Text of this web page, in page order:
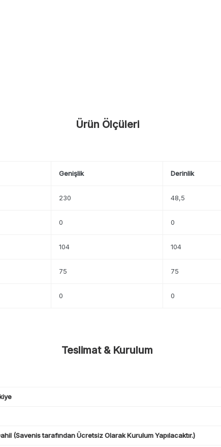
Ürün Ölçüleri
Genişlik Derinlik
230 48,5
0 0
104 104
75 75
0 0
Teslimat & Kurulum
(Savenis tarafından Ücretsiz Olarak Kurulum Yapılacaktır.)